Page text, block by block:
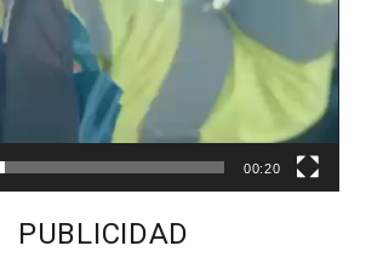
00:20
PUBLICIDAD